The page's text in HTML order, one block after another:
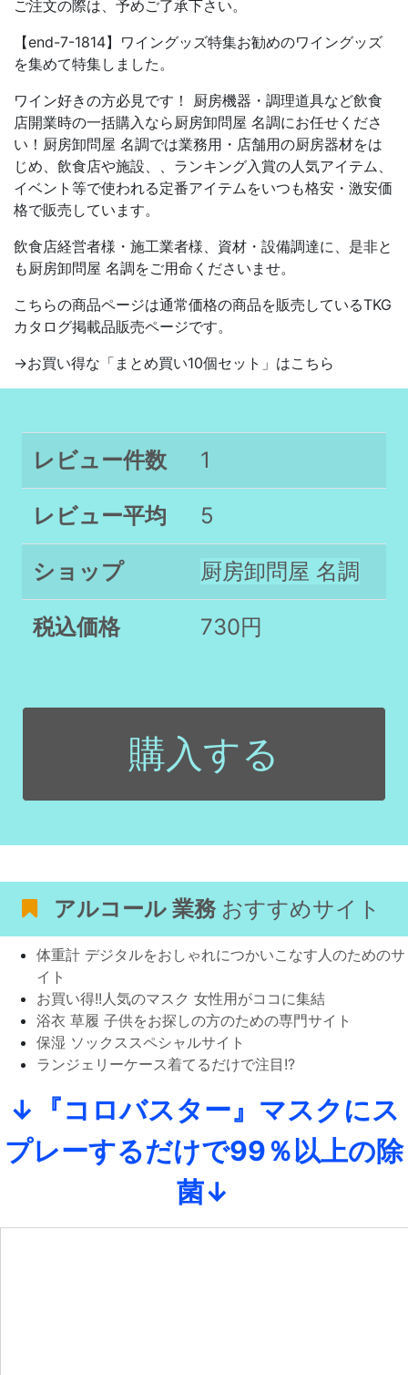
ご注文の際は、予めご了承下さい。
【end-7-1814】ワイングッズ特集お勧めのワイングッズ
を集めて特集しました。
ワイン好きの方必見です！ 厨房機器・調理道具など飲食
店開業時の一括購入なら厨房卸問屋 名調にお任せくださ
い！厨房卸問屋 名調では業務用・店舗用の厨房器材をは
じめ、飲食店や施設、、ランキング入賞の人気アイテム、
イベント等で使われる定番アイテムをいつも格安・激安価
格で販売しています。
飲食店経営者様・施工業者様、資材・設備調達に、是非と
も厨房卸問屋 名調をご用命くださいませ。
こちらの商品ページは通常価格の商品を販売しているTKG
カタログ掲載品販売ページです。
→お買い得な「まとめ買い10個セット」はこちら
レビュー件数 1
レビュー平均 5
ショップ 厨房卸問屋 名調
税込価格 730円
購入する
アルコール 業務おすすめサイト
体重計 デジタルをおしゃれにつかいこなす人のためのサ
イト
お買い得!!人気のマスク 女性用がココに集結
浴衣 草履 子供をお探しの方のための専門サイト
保湿 ソックススペシャルサイト
ランジェリーケース着てるだけで注目!?
↓『コロバスター』マスクにス
プレーするだけで99％以上の除
菌↓